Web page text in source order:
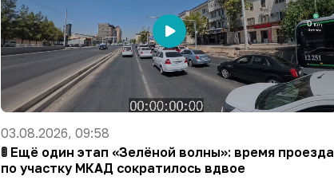
03.08.2026, 09:58
🚦 Ещё один этап «Зелёной волны»: время проезда
по участку МКАД сократилось вдвое